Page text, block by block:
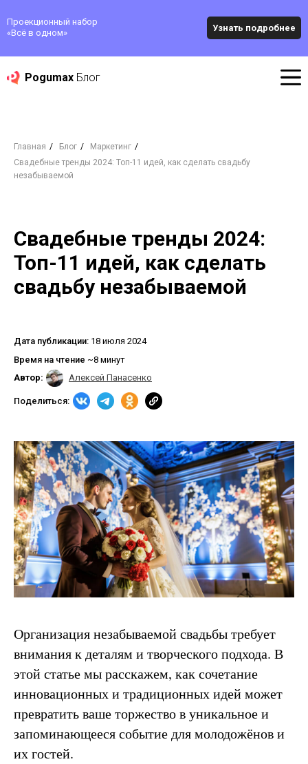
Проекционный набор
«‎Всё в одном»
Узнать подробнее
Pogumax Блог
Главная / Блог / Маркетинг /
Свадебные тренды 2024: Топ-11 идей, как сделать свадьбу
незабываемой
Свадебные тренды 2024:
Топ-11 идей, как сделать
свадьбу незабываемой
Поделиться:
Время на чтение ~8 минут
Дата публикации: 18 июля 2024
Автор: Алексей Панасенко
Организация незабываемой свадьбы требует
внимания к деталям и творческого подхода. В
этой статье мы расскажем, как сочетание
инновационных и традиционных идей может
превратить ваше торжество в уникальное и
запоминающееся событие для молодожёнов и
их гостей.